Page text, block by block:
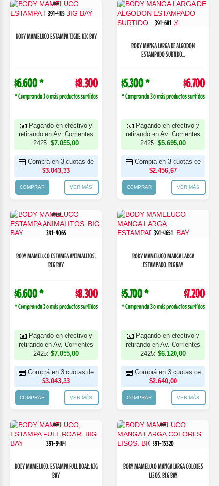
391-465
BODY MAMELUCO ESTAMPA TIGRE BIG BAY
$6.600 * $8.300
* Comprando 3 o más productos surtidos
Pagando en efectivo y
retirando en Av. Corrientes
2425: $7.055,00
Comprá en 3 cuotas de
$3.043,33
COMPRAR VER MÁS
391-681
BODY MANGA LARGA DE ALGODON
ESTAMPADO SURTIDO...
$5.300 * $6.700
* Comprando 3 o más productos surtidos
Pagando en efectivo y
retirando en Av. Corrientes
2425: $5.695,00
Comprá en 3 cuotas de
$2.456,67
COMPRAR VER MÁS
391-4065
BODY MAMELUCO ESTAMPA ANIMALITOS.
BIG BAY
$6.600 * $8.300
* Comprando 3 o más productos surtidos
Pagando en efectivo y
retirando en Av. Corrientes
2425: $7.055,00
Comprá en 3 cuotas de
$3.043,33
COMPRAR VER MÁS
391-4651
BODY MAMELUCO MANGA LARGA
ESTAMPADO. BIG BAY
$5.700 * $7.200
* Comprando 3 o más productos surtidos
Pagando en efectivo y
retirando en Av. Corrientes
2425: $6.120,00
Comprá en 3 cuotas de
$2.640,00
COMPRAR VER MÁS
391-9464
BODY MAMELUCO, ESTAMPA FULL ROAR. BIG
BAY
391-15320
BODY MAMELUCO MANGA LARGA COLORES
LISOS. BIG BAY